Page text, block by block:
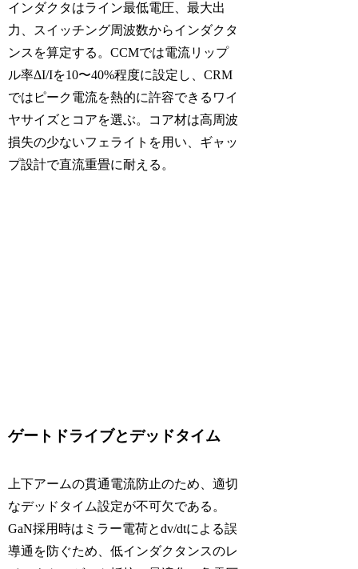
インダクタはライン最低電圧、最大出
力、スイッチング周波数からインダクタ
ンスを算定する。CCMでは電流リップ
ル率ΔI/Iを10〜40%程度に設定し、CRM
ではピーク電流を熱的に許容できるワイ
ヤサイズとコアを選ぶ。コア材は高周波
損失の少ないフェライトを用い、ギャッ
プ設計で直流重畳に耐える。
ゲートドライブとデッドタイム
上下アームの貫通電流防止のため、適切
なデッドタイム設定が不可欠である。
GaN採用時はミラー電荷とdv/dtによる誤
導通を防ぐため、低インダクタンスのレ